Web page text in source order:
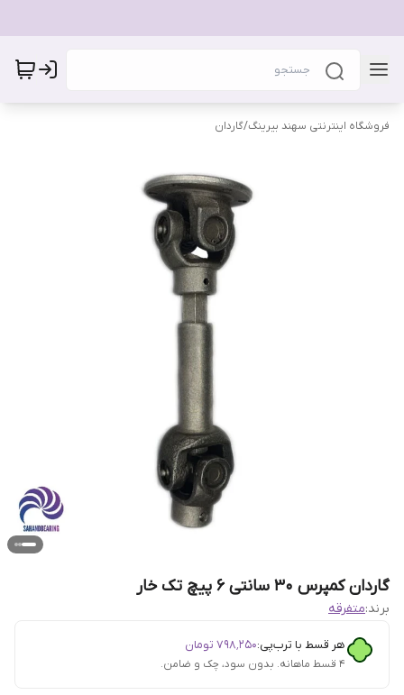
فروشگاه اینترنتی سهند بیرینگ/گاردان
گاردان کمپرس 30 سانتی 6 پیچ تک خار
برند:متفرقه
هر قسط با ترب‌پی:۷۹۸٬۲۵۰ تومان
۴ قسط ماهانه. بدون سود، چک و ضامن.